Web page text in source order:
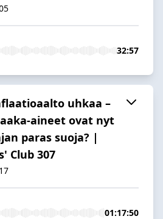
32:57
uhkaa –
aineet ovat nyt
paras suoja? |
Club 307
01:17:50